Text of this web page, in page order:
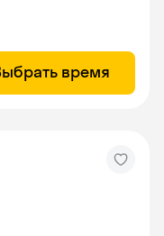
время